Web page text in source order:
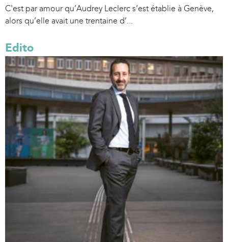
C'est par amour qu’Audrey Leclerc s’est établie à Genève,
alors qu’elle avait une trentaine d’...
Edito